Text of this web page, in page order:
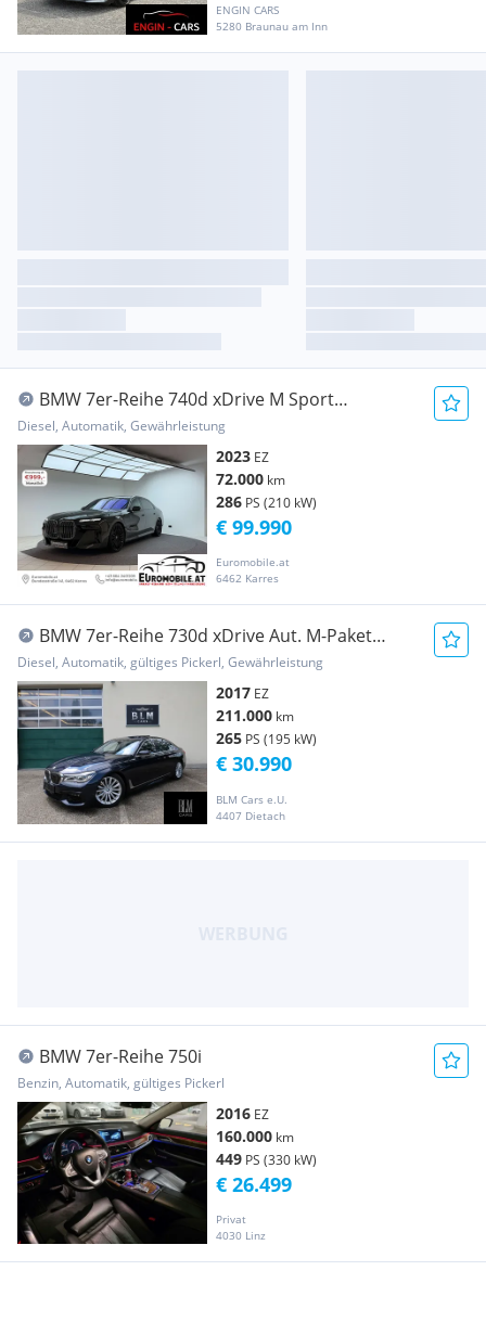
ENGIN CARS
5280 Braunau am Inn
BMW 7er-Reihe 740d xDrive M Sport
*SWAROVSKI*B&W*22"*Sky-Loun...
Diesel, Automatik, Gewährleistung
2023 EZ
72.000 km
286 PS (210 kW)
Euromobile.at
6462 Karres
€ 99.990
BMW 7er-Reihe 730d xDrive Aut. M-Paket
Laserlight, Schiebe, A...
Diesel, Automatik, gültiges Pickerl, Gewährleistung
2017 EZ
211.000 km
265 PS (195 kW)
BLM Cars e.U.
4407 Dietach
€ 30.990
BMW 7er-Reihe 750i
Benzin, Automatik, gültiges Pickerl
2016 EZ
160.000 km
449 PS (330 kW)
Privat
4030 Linz
€ 26.499